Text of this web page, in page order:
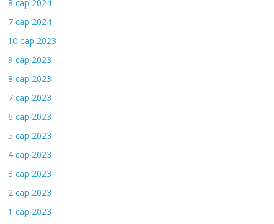
8 сар 2024
7 сар 2024
10 сар 2023
9 сар 2023
8 сар 2023
7 сар 2023
6 сар 2023
5 сар 2023
4 сар 2023
3 сар 2023
2 сар 2023
1 сар 2023